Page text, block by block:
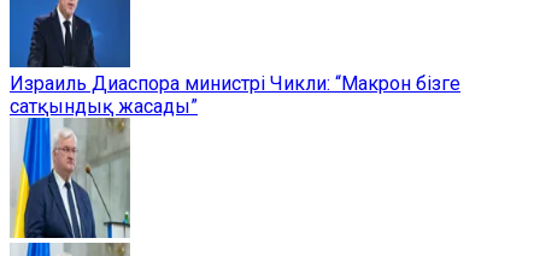
Израиль Диаспора министрі Чикли: “Макрон бізге
сатқындық жасады”